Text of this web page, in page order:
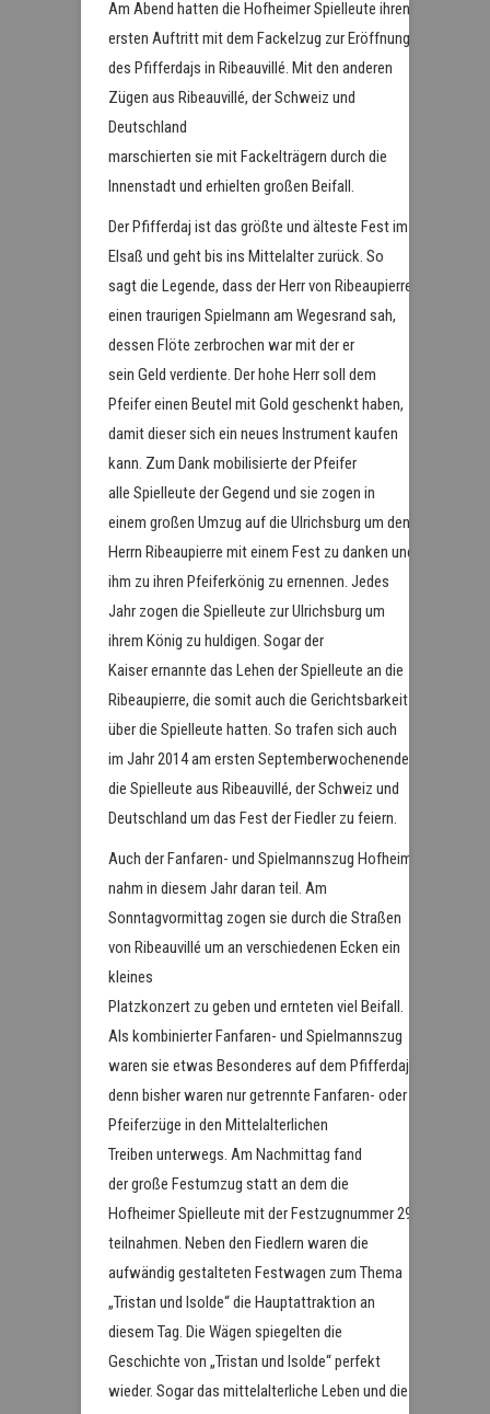
Am Abend hatten die Hofheimer Spielleute ihren
ersten Auftritt mit dem Fackelzug zur Eröffnung
des Pfifferdajs in Ribeauvillé. Mit den anderen
Zügen aus Ribeauvillé, der Schweiz und
Deutschland
marschierten sie mit Fackelträgern durch die
Innenstadt und erhielten großen Beifall.
Der Pfifferdaj ist das größte und älteste Fest im
Elsaß und geht bis ins Mittelalter zurück. So
sagt die Legende, dass der Herr von Ribeaupierre
einen traurigen Spielmann am Wegesrand sah,
dessen Flöte zerbrochen war mit der er
sein Geld verdiente. Der hohe Herr soll dem
Pfeifer einen Beutel mit Gold geschenkt haben,
damit dieser sich ein neues Instrument kaufen
kann. Zum Dank mobilisierte der Pfeifer
alle Spielleute der Gegend und sie zogen in
einem großen Umzug auf die Ulrichsburg um den
Herrn Ribeaupierre mit einem Fest zu danken und
ihm zu ihren Pfeiferkönig zu ernennen. Jedes
Jahr zogen die Spielleute zur Ulrichsburg um
ihrem König zu huldigen. Sogar der
Kaiser ernannte das Lehen der Spielleute an die
Ribeaupierre, die somit auch die Gerichtsbarkeit
über die Spielleute hatten. So trafen sich auch
im Jahr 2014 am ersten Septemberwochenende
die Spielleute aus Ribeauvillé, der Schweiz und
Deutschland um das Fest der Fiedler zu feiern.
Auch der Fanfaren- und Spielmannszug Hofheim
nahm in diesem Jahr daran teil. Am
Sonntagvormittag zogen sie durch die Straßen
von Ribeauvillé um an verschiedenen Ecken ein
kleines
Platzkonzert zu geben und ernteten viel Beifall.
Als kombinierter Fanfaren- und Spielmannszug
waren sie etwas Besonderes auf dem Pfifferdaj,
denn bisher waren nur getrennte Fanfaren- oder
Pfeiferzüge in den Mittelalterlichen
Treiben unterwegs. Am Nachmittag fand
der große Festumzug statt an dem die
Hofheimer Spielleute mit der Festzugnummer 29
teilnahmen. Neben den Fiedlern waren die
aufwändig gestalteten Festwagen zum Thema
„Tristan und Isolde“ die Hauptattraktion an
diesem Tag. Die Wägen spiegelten die
Geschichte von „Tristan und Isolde“ perfekt
wieder. Sogar das mittelalterliche Leben und die